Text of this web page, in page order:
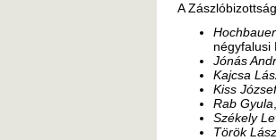
A
négyfalusi
Jónás
Kajcsa
Kiss József
Rab Gyula
Székely
Török